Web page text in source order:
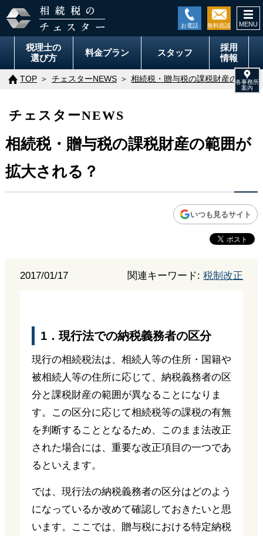
税理士の
選び方
料金プラン スタッフ
採用
情報
TOP チェスターNEWS 相続税・贈与税の課税財産の範囲
チェスターNEWS
相続税・贈与税の課税財産の範囲が
拡大される？
いつも見るサイト
2017/01/17 関連キーワード:税制改正
1．現行法での納税義務者の区分
現行の相続税法は、相続人等の住所・国籍や
被相続人等の住所に応じて、納税義務者の区
分と課税財産の範囲が異なることになりま
す。この区分に応じて相続税等の課税の有無
を判断することとなるため、このまま法改正
された場合には、重要な改正項目の一つであ
るといえます。
では、現行法の納税義務者の区分はどのよう
になっているか改めて確認しておきたいと思
います。ここでは、贈与税における特定納税